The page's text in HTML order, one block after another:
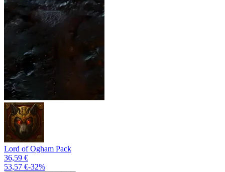
Lord of Ogham Pack
36,59 €
53,57 €-32%